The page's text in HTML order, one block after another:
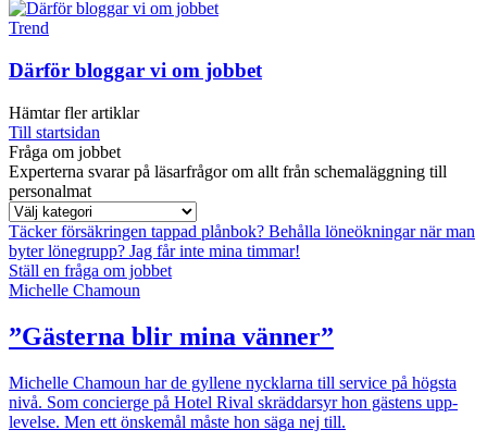
Trend
Därför bloggar vi om jobbet
Hämtar fler artiklar
Till startsidan
Fråga om jobbet
Experterna svarar på läsarfrågor om allt från schemaläggning till
personalmat
Täcker försäkringen tappad plånbok? Behålla löneökningar när man
byter lönegrupp? Jag får inte mina timmar!
Ställ en fråga om jobbet
Michelle Chamoun
”Gästerna blir mina vänner”
Michelle Chamoun har de gyllene nycklarna till service på högsta
nivå. Som concierge på Hotel Rival skräddarsyr hon gästens upp­
levelse. Men ett önskemål måste hon säga nej till.